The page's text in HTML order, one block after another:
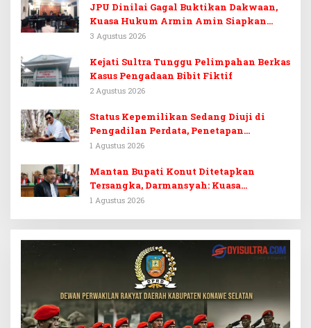
JPU Dinilai Gagal Buktikan Dakwaan,
Kuasa Hukum Armin Amin Siapkan
Pledoi dan Minta Putusan Bebas
3 Agustus 2026
Kejati Sultra Tunggu Pelimpahan Berkas
Kasus Pengadaan Bibit Fiktif
2 Agustus 2026
Status Kepemilikan Sedang Diuji di
Pengadilan Perdata, Penetapan
Tersangka Dr. Ruksamin Dinilai
1 Agustus 2026
Mantan Bupati Konut Ditetapkan
Tersangka, Darmansyah: Kuasa
Hukumnya Diduga Kebingungan
1 Agustus 2026